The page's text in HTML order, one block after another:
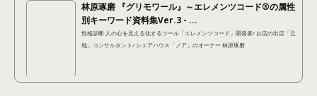
林原琢磨 『グリモワール』～エレメンツコード®の属性
別キーワード資料集Ver.3 - ...
性格診断 人の心を見える化するツール「エレメンツコード」開発者/ お店の出店「立
地」コンサルタント/ シェアハウス「ノア」のオーナー 林原琢磨